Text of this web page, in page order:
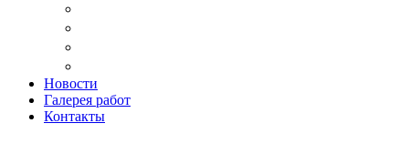
Новости
Галерея работ
Контакты